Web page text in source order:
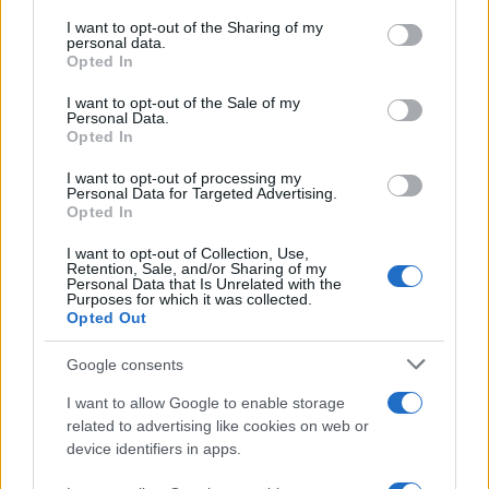
not limited to your visit or usage behaviour. You may click to
grant or deny consent to Google and its third-party tags to
use your data for below specified purposes in below Google
consent section.
I want to opt-out of the Sharing of my
personal data.
Opted In
I want to opt-out of the Sale of my
Personal Data.
Opted In
I want to opt-out of processing my
Personal Data for Targeted Advertising.
Opted In
I want to opt-out of Collection, Use,
Retention, Sale, and/or Sharing of my
Personal Data that Is Unrelated with the
Purposes for which it was collected.
Opted Out
Google consents
I want to allow Google to enable storage
related to advertising like cookies on web or
device identifiers in apps.
Ο χρήστης μετακινεί πολύ απλά τον κέρσορα με τις
κινήσεις του δαχτύλου του, ενώ κάθε φορά που θέλει
κουμπιά (που βρίσκονται στο δείκτη) με τον
αντίχειρα του. Το ποντίκι διαθέτει επιπλέον κουμπί